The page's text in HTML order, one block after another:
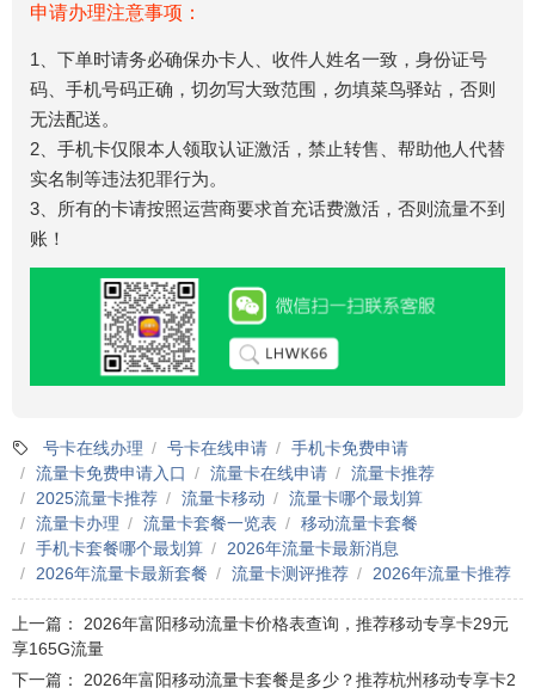
申请办理注意事项：
1、下单时请务必确保办卡人、收件人姓名一致，身份证号
码、手机号码正确，切勿写大致范围，勿填菜鸟驿站，否则
无法配送。
2、手机卡仅限本人领取认证激活，禁止转售、帮助他人代替
实名制等违法犯罪行为。
3、所有的卡请按照运营商要求首充话费激活，否则流量不到
账！
号卡在线办理 号卡在线申请
手机卡免费申请
流量卡免费申请入口
流量卡在线申请
流量卡推荐
2025流量卡推荐
流量卡移动
流量卡哪个最划算
流量卡办理
流量卡套餐一览表
移动流量卡套餐
手机卡套餐哪个最划算
2026年流量卡最新消息
2026年流量卡最新套餐
流量卡测评推荐 2026年流量卡推荐
上一篇： 2026年富阳移动流量卡价格表查询，推荐移动专享卡29元
享165G流量
下一篇： 2026年富阳移动流量卡套餐是多少？推荐杭州移动专享卡2